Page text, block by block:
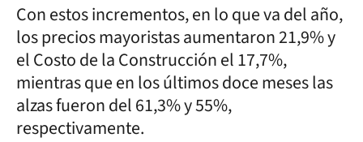
Con estos incrementos, en lo que va del año,
los precios mayoristas aumentaron 21,9% y
el Costo de la Construcción el 17,7%,
mientras que en los últimos doce meses las
alzas fueron del 61,3% y 55%,
respectivamente.